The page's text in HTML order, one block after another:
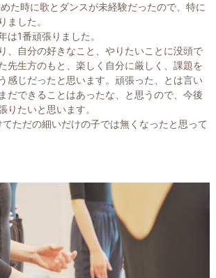
た時に歌とダンスが未経験だったので、特に
ました。
は1番頑張りました。
、自分の好きなこと、やりたいことに没頭で
先生方のもと、楽しく自分に厳しく、課題を
感じだったと思います。頑張った、とは言い
だできることはあったな、と思うので、今後
りたいと思います。
てただの細いだけの子では無くなったと思って